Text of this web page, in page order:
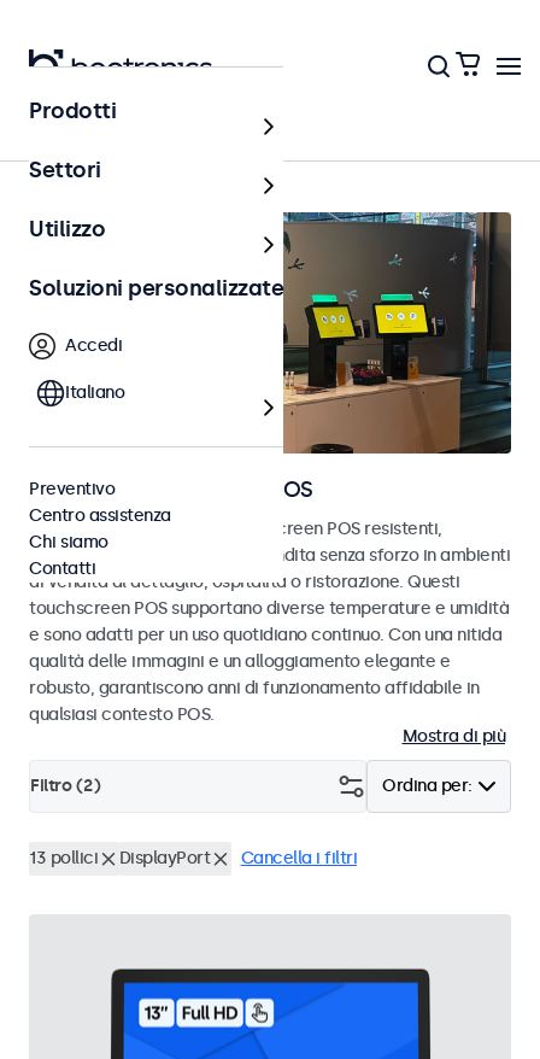
Punto vendita (POS)
Monitor e touchscreen POS
Scopri i nostri monitor e touchscreen POS resistenti,
progettati per transazioni di vendita senza sforzo in ambienti
di vendita al dettaglio, ospitalità o ristorazione. Questi
touchscreen POS supportano diverse temperature e umidità
e sono adatti per un uso quotidiano continuo. Con una nitida
qualità delle immagini e un alloggiamento elegante e
robusto, garantiscono anni di funzionamento affidabile in
qualsiasi contesto POS.
Mostra di più
Ordina per:
Filtro (2)
13 pollici DisplayPort Cancella i filtri
Prodotti
Settori
Utilizzo
Soluzioni personalizzate
Accedi
Italiano
Preventivo
Centro assistenza
Chi siamo
Contatti